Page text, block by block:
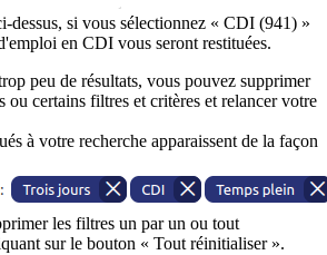
dessus, si vous sélectionnez « CDI (941) »
en CDI vous seront restituées.
peu de résultats, vous pouvez supprimer
ou certains filtres et critères et relancer votre
à votre recherche apparaissent de la façon
les filtres un par un ou tout
sur le bouton « Tout réinitialiser ».